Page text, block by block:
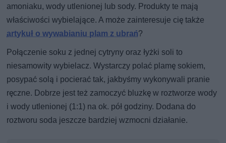
amoniaku, wody utlenionej lub sody. Produkty te mają
właściwości wybielające. A może zainteresuje cię także
artykuł o wywabianiu plam z ubrań?
Połączenie soku z jednej cytryny oraz łyżki soli to
niesamowity wybielacz. Wystarczy polać plamę sokiem,
posypać solą i pocierać tak, jakbyśmy wykonywali pranie
ręczne. Dobrze jest też zamoczyć bluzkę w roztworze wody
i wody utlenionej (1:1) na ok. pół godziny. Dodana do
roztworu soda jeszcze bardziej wzmocni działanie.